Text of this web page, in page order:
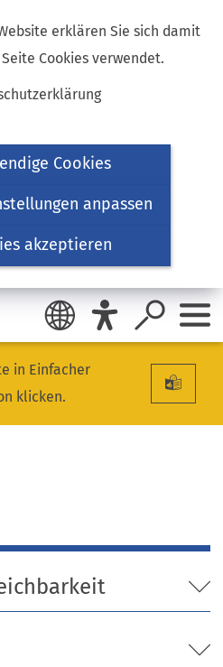
erklären Sie sich damit
Cookies verwendet.
Cookies
anpassen
akzeptieren
in Einfacher
klicken.